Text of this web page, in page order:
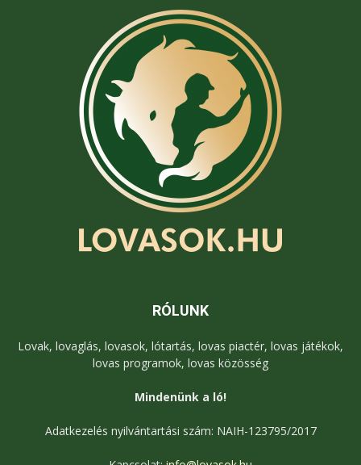
RÓLUNK
Lovak, lovaglás, lovasok, lótartás, lovas piactér, lovas játékok,
lovas programok, lovas közösség
Mindenünk a ló!
Adatkezelés nyilvántartási szám: NAIH-123795/2017